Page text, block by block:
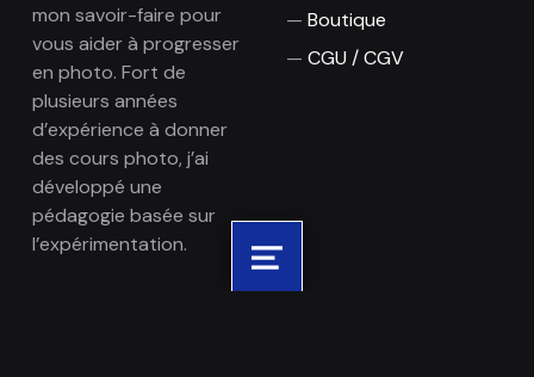
Menu
mon savoir-faire pour
vous aider à progresser
en photo. Fort de
plusieurs années
d’expérience à donner
des cours photo, j’ai
développé une
pédagogie basée sur
l’expérimentation.
Boutique
CGU / CGV